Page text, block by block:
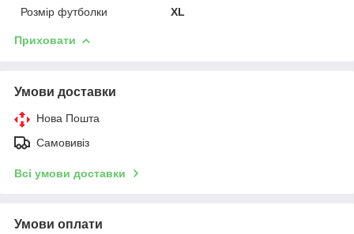
Розмір футболки
XL
Приховати
Умови доставки
Нова Пошта
Самовивіз
Всі умови доставки
Умови оплати